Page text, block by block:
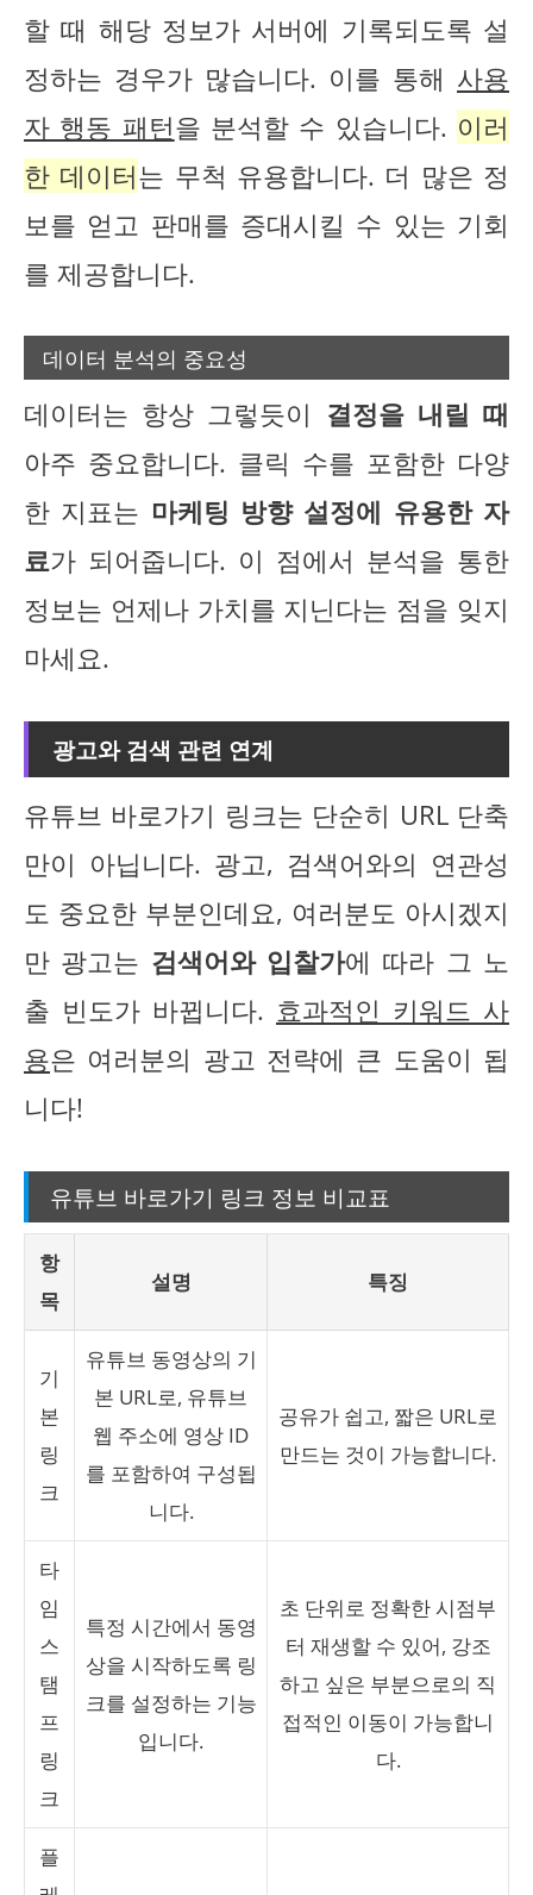
할 때 해당 정보가 서버에 기록되도록 설
정하는 경우가 많습니다. 이를 통해 사용
자 행동 패턴을 분석할 수 있습니다. 이러
한 데이터는 무척 유용합니다. 더 많은 정
보를 얻고 판매를 증대시킬 수 있는 기회
를 제공합니다.
데이터 분석의 중요성
데이터는 항상 그렇듯이 결정을 내릴 때
아주 중요합니다. 클릭 수를 포함한 다양
한 지표는 마케팅 방향 설정에 유용한 자
료가 되어줍니다. 이 점에서 분석을 통한
정보는 언제나 가치를 지닌다는 점을 잊지
마세요.
광고와 검색 관련 연계
유튜브 바로가기 링크는 단순히 URL 단축
만이 아닙니다. 광고, 검색어와의 연관성
도 중요한 부분인데요, 여러분도 아시겠지
만 광고는 검색어와 입찰가에 따라 그 노
출 빈도가 바뀝니다. 효과적인 키워드 사
용은 여러분의 광고 전략에 큰 도움이 됩
니다!
유튜브 바로가기 링크 정보 비교표
항
목
설명 특징
기
본
링
크
유튜브 동영상의 기
본 URL로, 유튜브
웹 주소에 영상 ID
를 포함하여 구성됩
니다.
공유가 쉽고, 짧은 URL로
만드는 것이 가능합니다.
타
임
스
탬
프
링
크
특정 시간에서 동영
상을 시작하도록 링
크를 설정하는 기능
입니다.
초 단위로 정확한 시점부
터 재생할 수 있어, 강조
하고 싶은 부분으로의 직
접적인 이동이 가능합니
다.
플